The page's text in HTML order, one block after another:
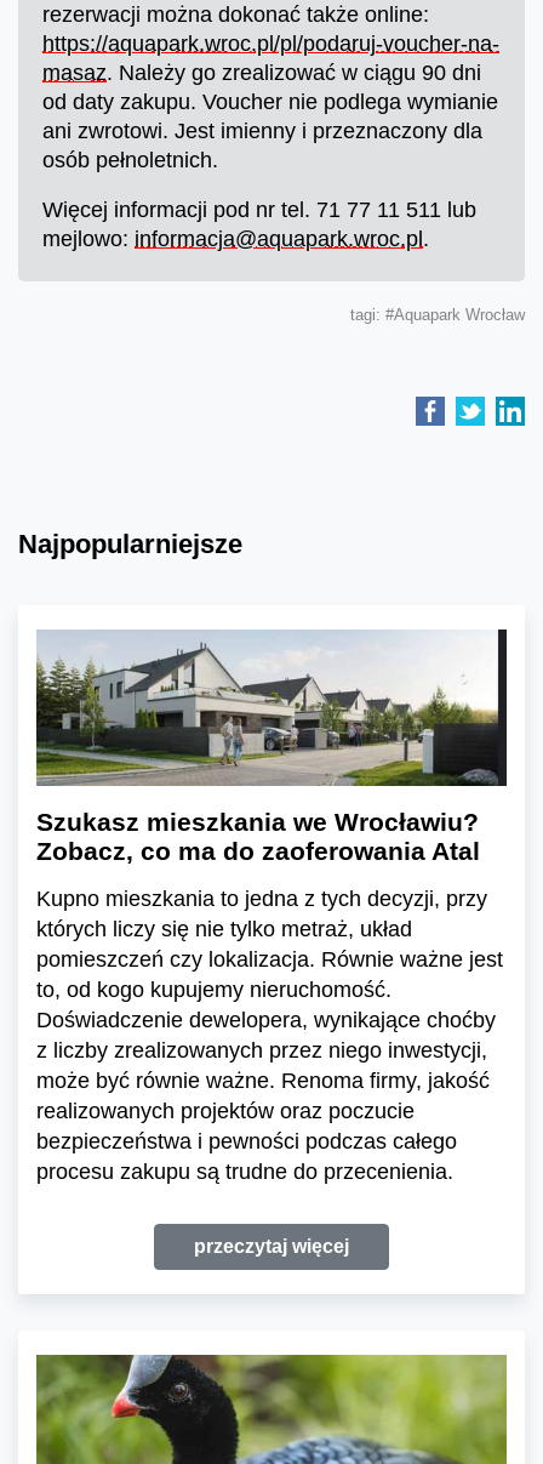
rezerwacji można dokonać także online:
https://aquapark.wroc.pl/pl/podaruj-voucher-na-
masaz. Należy go zrealizować w ciągu 90 dni
od daty zakupu. Voucher nie podlega wymianie
ani zwrotowi. Jest imienny i przeznaczony dla
osób pełnoletnich.
Więcej informacji pod nr tel. 71 77 11 511 lub
mejlowo: informacja@aquapark.wroc.pl .
tagi: #Aquapark Wrocław
Najpopularniejsze
Szukasz mieszkania we Wrocławiu?
Zobacz, co ma do zaoferowania Atal
Kupno mieszkania to jedna z tych decyzji, przy
których liczy się nie tylko metraż, układ
pomieszczeń czy lokalizacja. Równie ważne jest
to, od kogo kupujemy nieruchomość.
Doświadczenie dewelopera, wynikające choćby
z liczby zrealizowanych przez niego inwestycji,
może być równie ważne. Renoma firmy, jakość
realizowanych projektów oraz poczucie
bezpieczeństwa i pewności podczas całego
procesu zakupu są trudne do przecenienia.
przeczytaj więcej